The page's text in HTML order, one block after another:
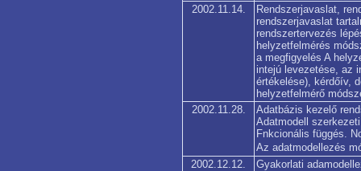
2002.11.14.
Rendszerjavaslat,
rendszerjavaslat
rendszertervezés
helyzetfelmérés
a megfigyelés A
intejú levezetése, az
értékelése), kérdőív,
helyzetfelmérő
2002.11.28.
Adatbázis kezelő
Adatmodell
Fnkcionális függés.
Az adatmodellezés
2002.12.12.
Gyakorlati